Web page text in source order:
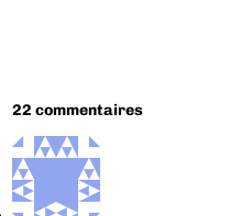
22 commentaires